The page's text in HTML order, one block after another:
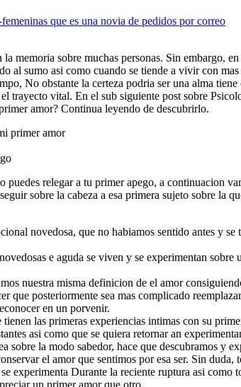
que es una novia de pedidos por correo
memoria sobre muchas personas. Sin embargo,
al sumo asi­ como cuando se tiende a vivir con
No obstante la certeza podri­a ser una alma
trayecto vital. En el sub siguiente post sobre
amor? Continua leyendo de descubrirlo.
primer amor
puedes relegar a tu primer apego, a continuacion
sobre la cabeza a esa primera sujeto sobre la
novedosa, que no habiamos sentido antes y
e aguda se viven y se experimentan
nuestra misma definicion de el amor
que posteriormente sea mas complicado
en un porvenir.
tienen las primeras experiencias intimas con su
asi­ como que se quiera retornar an
sobre la modo sabedor, hace que descubramos y
el amor que sentimos por esa ser. Sin
experimenta Durante la reciente ruptura asi­
un primer amor que otro.